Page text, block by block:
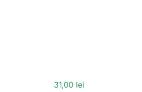
31,00 lei